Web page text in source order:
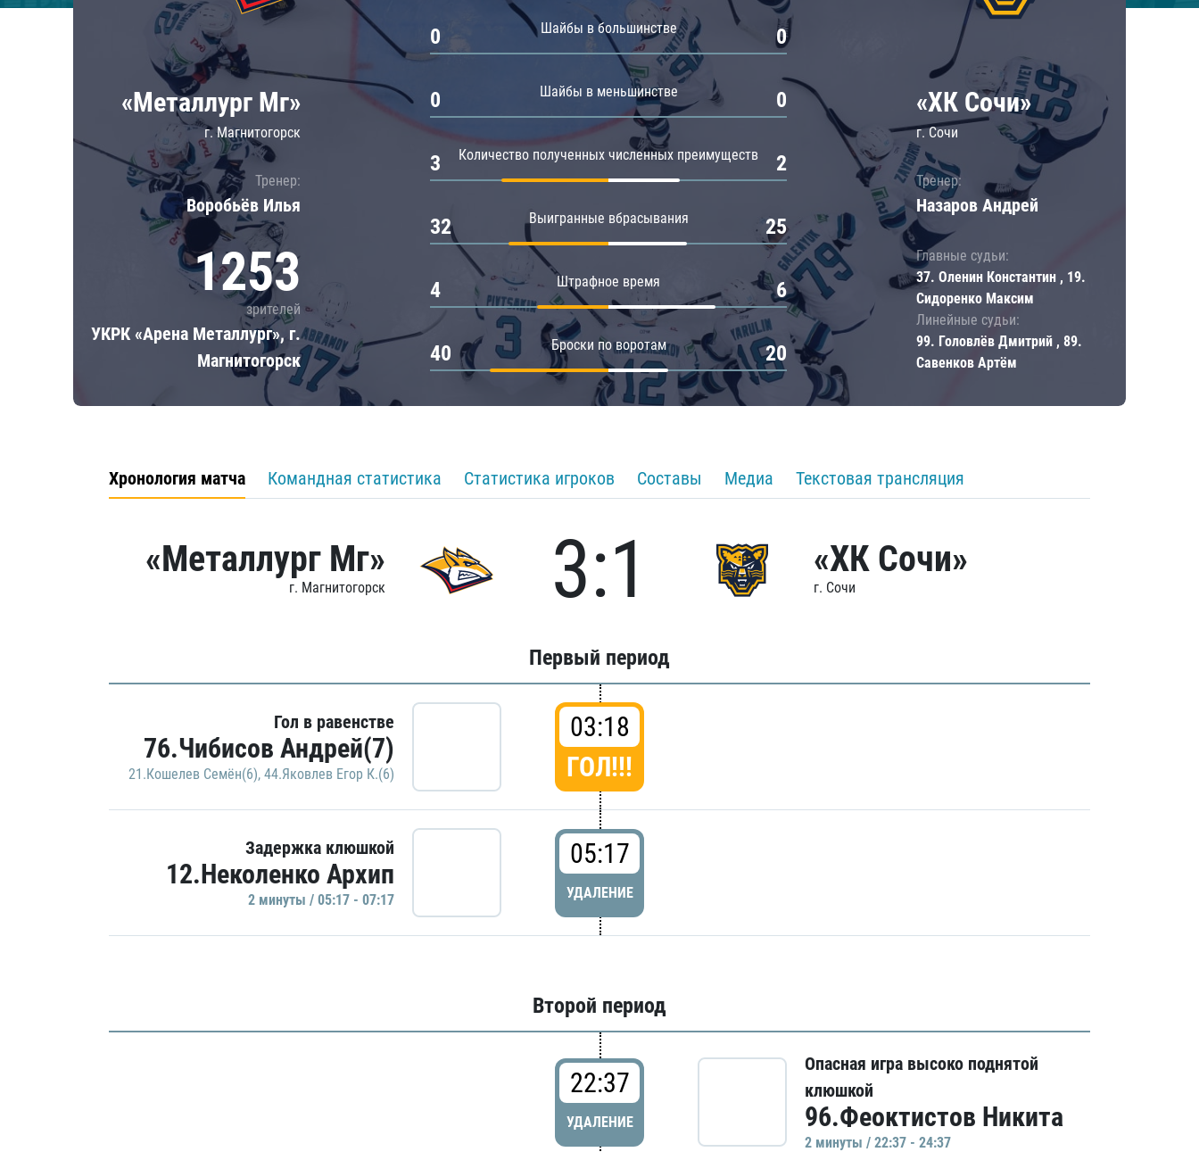
Локомотив
ЦСКА
Шанхайские Драконы
«Металлург Мг»
г. Магнитогорск
Тренер:
Воробьёв Илья
1253
зрителей
УКРК «Арена Металлург», г.
Магнитогорск
Шайбы в большинстве
0 0
Шайбы в меньшинстве
0 0
Количество полученных численных преимуществ
3 2
Выигранные вбрасывания
32 25
Штрафное время
4 6
Броски по воротам
40 20
«ХК Сочи»
г. Сочи
Тренер:
Назаров Андрей
Главные судьи:
37. Оленин Константин , 19.
Сидоренко Максим
Линейные судьи:
99. Головлёв Дмитрий , 89.
Савенков Артём
Хронология матча Командная статистика Статистика игроков Составы Медиа Текстовая трансляция
«Металлург Мг»
г. Магнитогорск 3:1 «ХК Сочи»
г. Сочи
Первый период
Гол в равенстве
76.Чибисов Андрей(7)
21.Кошелев Семён(6), 44.Яковлев Егор К.(6)
03:18
ГОЛ!!!
Задержка клюшкой
12.Неколенко Архип
2 минуты / 05:17 - 07:17
05:17
УДАЛЕНИЕ
Второй период
22:37
УДАЛЕНИЕ
Опасная игра высоко поднятой
клюшкой
96.Феоктистов Никита
2 минуты / 22:37 - 24:37